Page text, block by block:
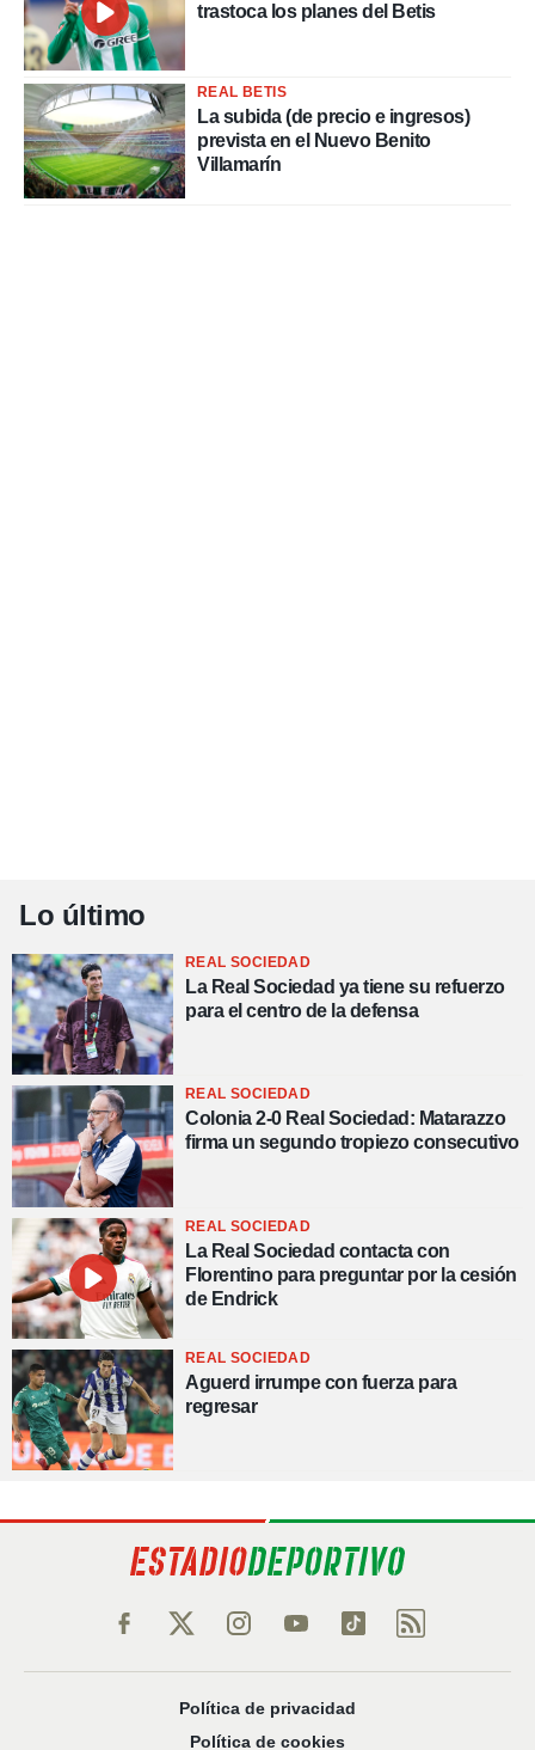
trastoca los planes del Betis
REAL BETIS
La subida (de precio e ingresos)
prevista en el Nuevo Benito
Villamarín
Lo último
REAL SOCIEDAD
La Real Sociedad ya tiene su refuerzo
para el centro de la defensa
REAL SOCIEDAD
Colonia 2-0 Real Sociedad: Matarazzo
firma un segundo tropiezo consecutivo
REAL SOCIEDAD
La Real Sociedad contacta con
Florentino para preguntar por la cesión
de Endrick
REAL SOCIEDAD
Aguerd irrumpe con fuerza para
regresar
Política de privacidad
Política de cookies